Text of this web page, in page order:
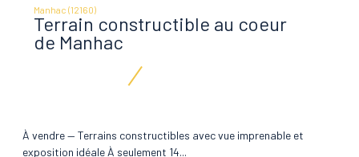
Manhac (12160)
Terrain constructible au coeur
de Manhac
À vendre — Terrains constructibles avec vue imprenable et
exposition idéale À seulement 14...